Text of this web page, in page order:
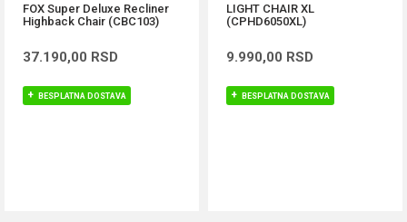
FOX Super Deluxe Recliner
Highback Chair (CBC103)
37.190,00 RSD
BESPLATNA DOSTAVA
LIGHT CHAIR XL
(CPHD6050XL)
9.990,00 RSD
BESPLATNA DOSTAVA